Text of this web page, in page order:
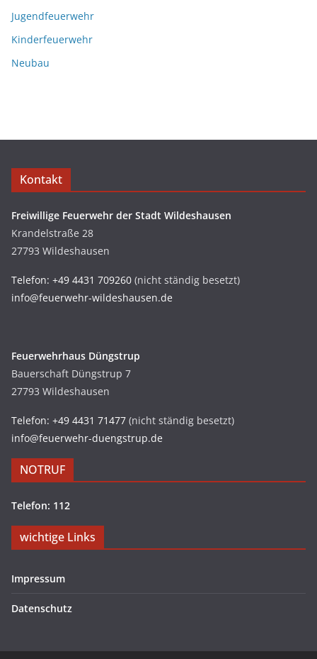
Jugendfeuerwehr
Kinderfeuerwehr
Neubau
Kontakt
Freiwillige Feuerwehr der Stadt Wildeshausen
Krandelstraße 28
27793 Wildeshausen
Telefon: +49 4431 709260 (nicht ständig besetzt)
info@feuerwehr-wildeshausen.de
Feuerwehrhaus Düngstrup
Bauerschaft Düngstrup 7
27793 Wildeshausen
Telefon: +49 4431 71477 (nicht ständig besetzt)
info@feuerwehr-duengstrup.de
NOTRUF
Telefon: 112
wichtige Links
Impressum
Datenschutz